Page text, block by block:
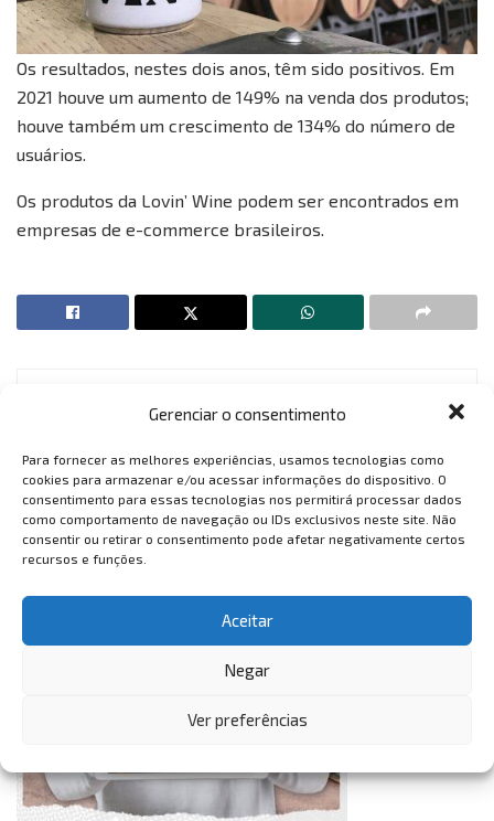
Gerenciar o consentimento
Para fornecer as melhores experiências, usamos tecnologias como
cookies para armazenar e/ou acessar informações do dispositivo. O
consentimento para essas tecnologias nos permitirá processar dados
como comportamento de navegação ou IDs exclusivos neste site. Não
consentir ou retirar o consentimento pode afetar negativamente certos
recursos e funções.
Aceitar
Negar
Ver preferências
Os resultados, nestes dois anos, têm sido positivos. Em
2021 houve um aumento de 149% na venda dos produtos;
houve também um crescimento de 134% do número de
usuários.
Os produtos da Lovin’ Wine podem ser encontrados em
empresas de e-commerce brasileiros.
VemTambém
VemTambém